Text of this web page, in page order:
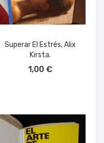
Superar El Estrés, Alix
Kirsta.
1,00 €